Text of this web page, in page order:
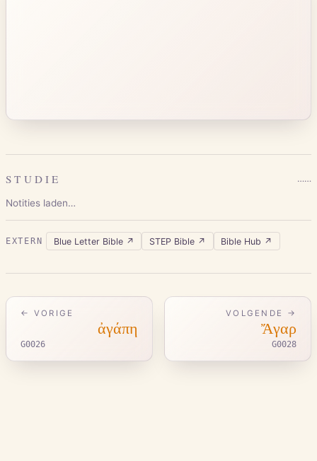
STUDIE ……
Notities laden…
EXTERN Blue Letter Bible↗ STEP Bible↗ Bible Hub ↗
← VORIGE
ἀγάπη
G0026
VOLGENDE →
Ἄγαρ
G0028